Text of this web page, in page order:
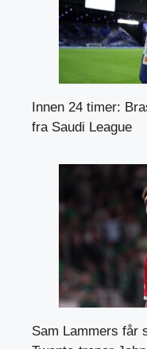
Innen 24 timer:
fra Saudi League
Sam Lammers får